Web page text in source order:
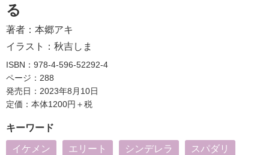
る
著者： 本郷アキ
イラスト： 秋吉しま
ISBN：978-4-596-52292-4
ページ：288
発売日：2023年8月10日
定価：本体1200円＋税
キーワード
イケメン エリート シンデレラ スパダリ